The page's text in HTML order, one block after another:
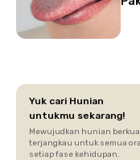
Yuk cari Hunian
untukmu sekarang!
Mewujudkan hunian
terjangkau untuk semua
setiap fase kehidupan.